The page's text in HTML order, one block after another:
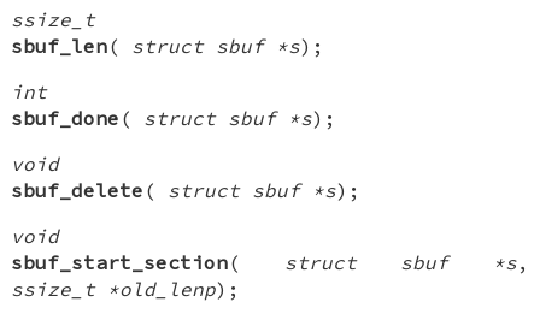
ssize_t
sbuf_len( struct sbuf *s);
int
sbuf_done ( struct sbuf *s);
void
sbuf_delete ( struct sbuf *s);
void
sbuf_start_section( struct sbuf *s,
ssize_t *old_lenp);